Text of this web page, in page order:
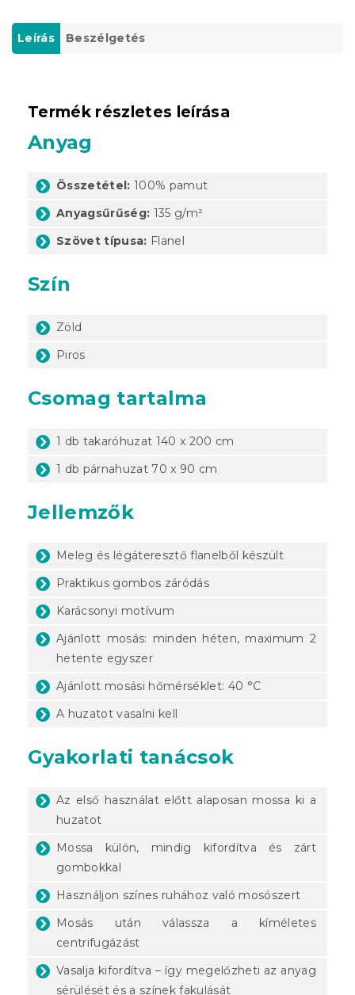
Leírás Beszélgetés
Termék részletes leírása
Anyag
Összetétel: 100% pamut
Anyagsűrűség: 135 g/m²
Szövet típusa: Flanel
Szín
Zöld
Piros
Csomag tartalma
1 db takaróhuzat 140 x 200 cm
1 db párnahuzat 70 x 90 cm
Jellemzők
Meleg és légáteresztő flanelből készült
Praktikus gombos záródás
Karácsonyi motívum
Ajánlott mosás: minden héten, maximum 2
hetente egyszer
Ajánlott mosási hőmérséklet: 40 °C
A huzatot vasalni kell
Gyakorlati tanácsok
Az első használat előtt alaposan mossa ki a
huzatot
Mossa külön, mindig kifordítva és zárt
gombokkal
Használjon színes ruhához való mosószert
Mosás után válassza a kíméletes
centrifugázást
Vasalja kifordítva – így megelőzheti az anyag
sérülését és a színek fakulását